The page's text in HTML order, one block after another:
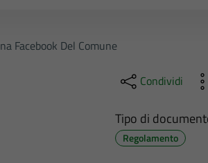
Facebook Del Comune
Condividi
Tipo di
Regolamento